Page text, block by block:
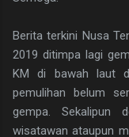
Berita terkini Nusa
2019 ditimpa lagi
KM di bawah laut
pemulihan belum
gempa. Sekalipun
wisatawan ataupun